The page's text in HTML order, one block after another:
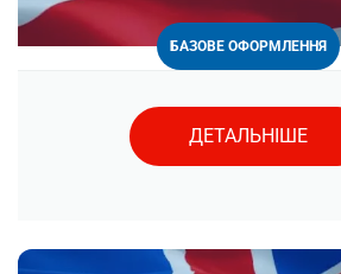
БАЗОВЕ ОФОРМЛЕННЯ
ДЕТАЛЬНІШЕ